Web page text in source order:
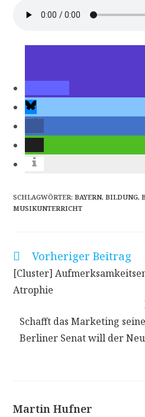
SCHLAGWÖRTER:BAYERN, BILDUNG,
MUSIKUNTERRICHT
Weitere
Artikel
ansehen
Vorheriger Beitrag
[Cluster]
Atrophie
Schafft das Marketing
Berliner Senat will der
Martin Hufner